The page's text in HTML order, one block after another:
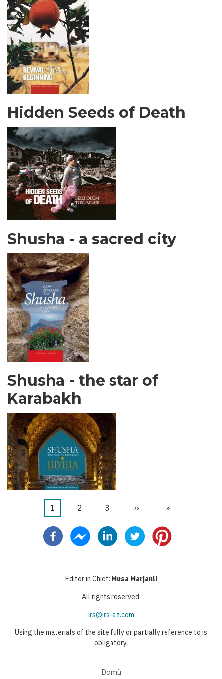
Hidden Seeds of Death
Shusha - a sacred city
Shusha - the star of
Karabakh
Pagination
Aktuální
1 Stránka
2 Stránka
3
Následující
››
Poslední
»
Editor in Chief: Musa Marjanli
All rights reserved.
irs@irs-az.com
Using the materials of the site fully or partially reference to is
obligatory.
Domů